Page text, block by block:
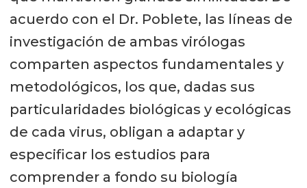
acuerdo con el Dr. Poblete, las líneas de
investigación de ambas virólogas
comparten aspectos fundamentales y
metodológicos, los que, dadas sus
particularidades biológicas y ecológicas
de cada virus, obligan a adaptar y
especificar los estudios para
comprender a fondo su biología